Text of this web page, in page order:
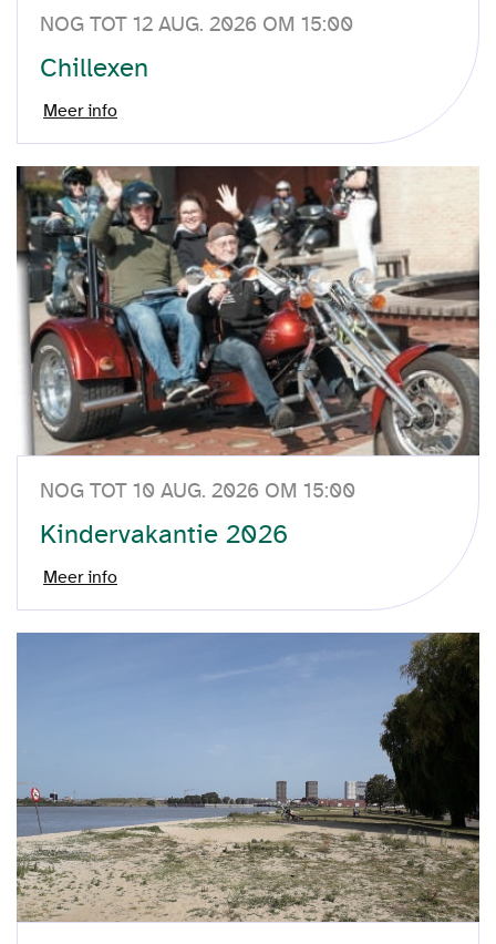
NOG TOT 12 AUG. 2026 OM 15:00
Chillexen
Meer info
NOG TOT 10 AUG. 2026 OM 15:00
Kindervakantie 2026
Meer info